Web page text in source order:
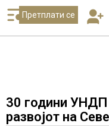
Претплати се
30 години УНДП
развојот на